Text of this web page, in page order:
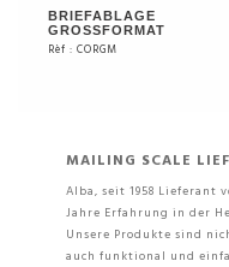
BRIEFABLAGE
GROSSFORMAT
Rèf : CORGM
MAILING SCALE
Alba, seit 1958 Lieferant
Jahre Erfahrung in der
Unsere Produkte sind
auch funktional und